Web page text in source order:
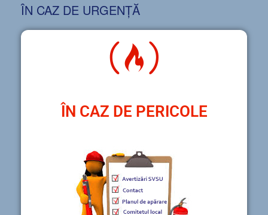
ÎN CAZ DE URGENȚĂ
ÎN CAZ DE PERICOLE